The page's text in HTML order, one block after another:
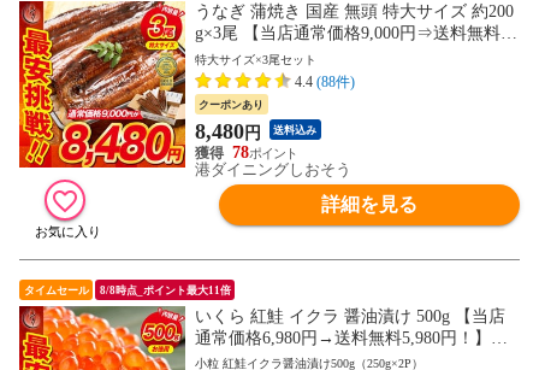
うなぎ 蒲焼き 国産 無頭 特大サイズ 約200
g×3尾 【当店通常価格9,000円⇒送料無料8,
480円！】ウナギ 鰻 プレゼント 贈り物 ギ
フト
特大サイズ×3尾セット
4.4 (88件)
クーポンあり
8,480円 送料込み
78
港ダイニングしおそう
詳細を見る
タイムセール 8/8時点_ポイント最大11倍
いくら 紅鮭 イクラ 醤油漬け 500g 【当店
通常価格6,980円→送料無料5,980円！】小
粒 北海道加工 いくら醤油漬け 冷凍海鮮 イ
小粒 紅鮭イクラ醤油漬け500g（250g×2P）